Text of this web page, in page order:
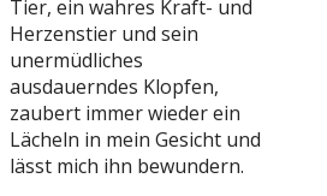
Tier, ein wahres Kraft- und
Herzenstier und sein
unermüdliches
ausdauerndes Klopfen,
zaubert immer wieder ein
Lächeln in mein Gesicht und
lässt mich ihn bewundern.